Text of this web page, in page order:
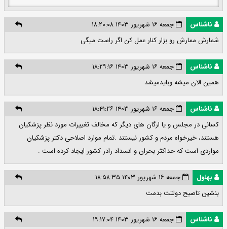
ناشناس
جمعه ۱۶ شهریور ۱۴۰۳ ۱۸:۲۰:۰۸
شمارش ممارش رو بزار کنار عمل کن اگر راست میگی
ناشناس
جمعه ۱۶ شهریور ۱۴۰۳ ۱۸:۲۹:۱۶
همین الان میشه وبایدمیشد
ناشناس
جمعه ۱۶ شهریور ۱۴۰۳ ۱۸:۴۱:۲۶
کسانی در مجلس و یا ارگان های دیگر که مخالف تغییرات مورد نظر پزشکیان
هستند، خیرخواه مردم و کشور نیستند .تمام موارد اصلاحی دکتر پزشکیان
مواردی است که حداکثر بحران و انسداد رادر کشور ایجاد کرده است .
بهلول
جمعه ۱۶ شهریور ۱۴۰۳ ۱۸:۵۸:۳۵
بنشین تاصبح دولتت بدمت
ناشناس
جمعه ۱۶ شهریور ۱۴۰۳ ۱۹:۱۷:۰۴